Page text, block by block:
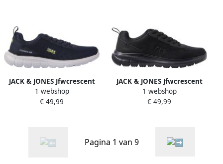
JACK & JONES Jfwcrescent
Jacquard Noos jacquard
sneakers donkerblauw
1 webshop
€ 49,99
JACK & JONES Jfwcrescent
jacquard sneakers antraciet
1 webshop
€ 49,99
Pagina 1 van 9